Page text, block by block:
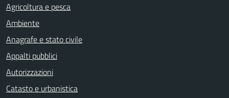
Agricoltura e pesca
Ambiente
Anagrafe e stato civile
Appalti pubblici
Autorizzazioni
Catasto e urbanistica